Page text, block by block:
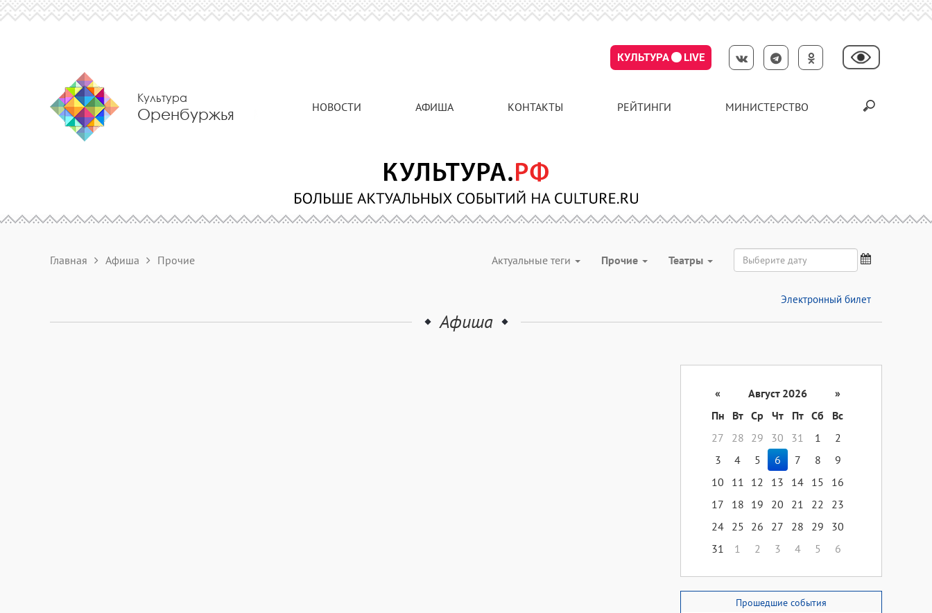
КУЛЬТУРА LIVE
Культура
Оренбуржья НОВОСТИ АФИША КОНТАКТЫ РЕЙТИНГИ МИНИСТЕРСТВО
Главная Афиша Прочие Актуальные теги Прочие Театры
Электронный билет
Афиша
« Август 2026
»
Пн
Вт Ср Чт Пт Сб
Вс
27
28 29 30 31 1
2
3
4 5 6 7 8
9
10
11 12 13 14 15
16
17
18 19 20 21 22
23
24 25 26 27 28 29
30
31
1 2 3 4 5 6
Прошедшие события